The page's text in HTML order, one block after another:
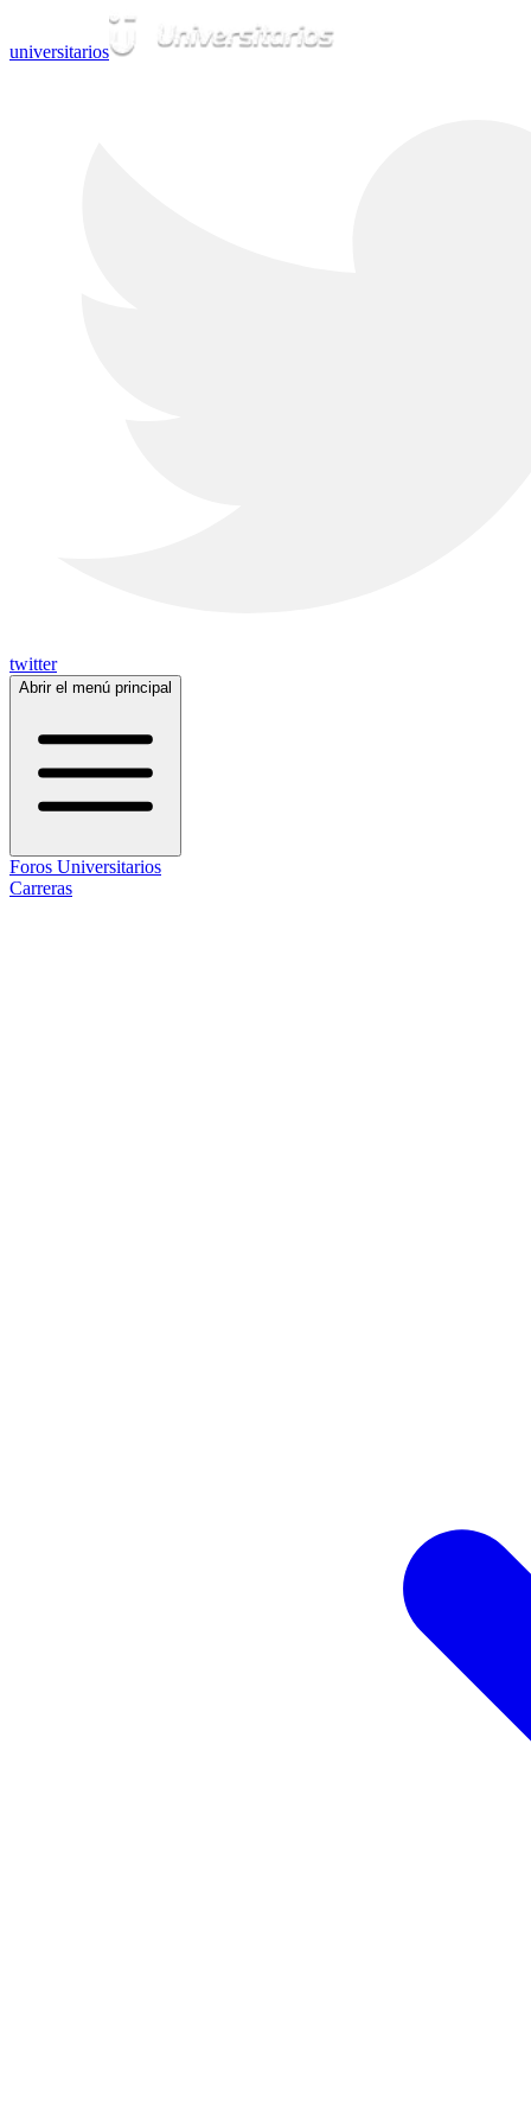
universitarios
twitter
Abrir el menú principal
Foros Universitarios
Carreras